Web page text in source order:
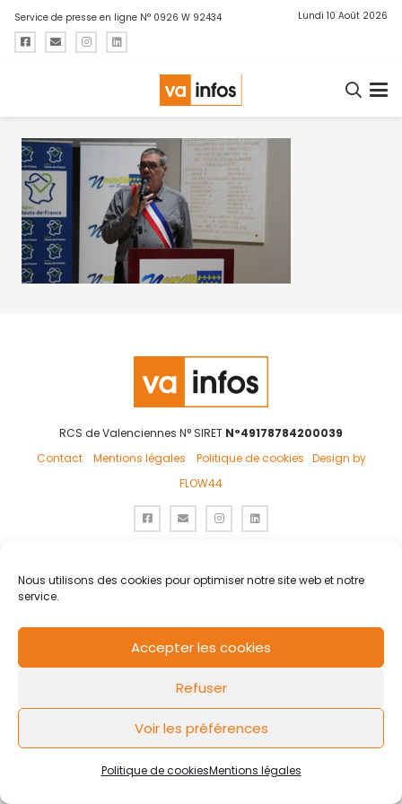
Nous utilisons des cookies pour optimiser notre site web et notre
service.
Accepter les cookies
Refuser
Voir les préférences
Politique de cookiesMentions légales
Service de presse en ligne N° 0926 W 92434 Lundi 10 Août 2026
RCS de Valenciennes N° SIRET N°49178784200039
Contact
Mentions légales Politique de cookies Design by
FLOW44